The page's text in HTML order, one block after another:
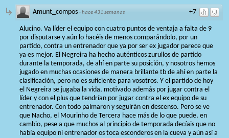
+7
Amunt_compos ·hace 431 semanas
Alucino. Va líder el equipo con cuatro puntos de ventaja a falta de 9
por disputarse y aún lo hacéis de menos comparándolo, por un
partido, contra un entrenador que ya por ser ex jugador parece que
ya es mejor. El Negreira ha hecho auténticos zurullos de partido
durante la temporada, de ahí en parte su posición, y nosotros hemos
jugado en muchas ocasiones de manera brillante tb de ahí en parte la
clasificación, pero no es suficiente para vosotros. Y el partido de hoy
el Negreira se jugaba la vida, motivado además por jugar contra el
líder y con el plus que tendrían por jugar contra el ex equipo de su
entrenador. Con todo palmaron y seguirán en descenso. Pero se ve
que Nacho, el Mourinho de Tercera hace más de lo que puede, en
cambio, pese a que muchos al principio de temporada decíais que no
había equipo ni entrenador os toca esconderos en la cueva y aún así a